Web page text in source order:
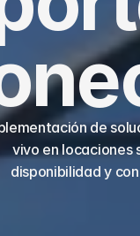
de
vivo en locaciones
disponibilidad y